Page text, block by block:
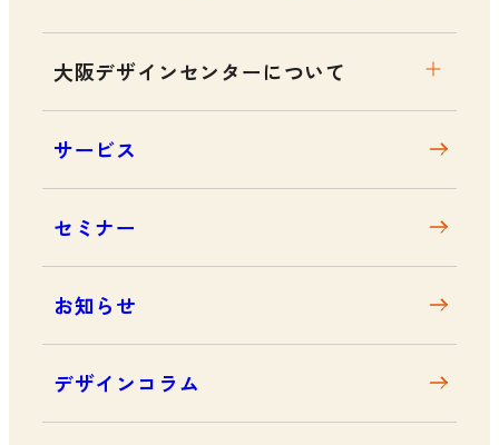
大阪デザインセンターについて
サービス
セミナー
お知らせ
デザインコラム